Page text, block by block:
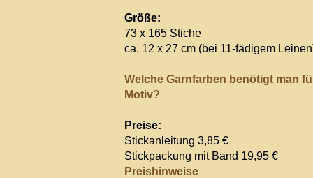
Größe:
73 x 165 Stiche
ca. 12 x 27 cm (bei 11-fädigem
Welche Garnfarben benötigt man
Motiv?
Preise:
Stickanleitung 3,85 €
Stickpackung mit Band 19,95 €
Preishinweise